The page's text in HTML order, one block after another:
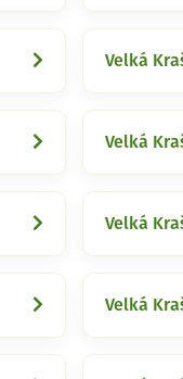
Velká
Velká
Velká
Velká